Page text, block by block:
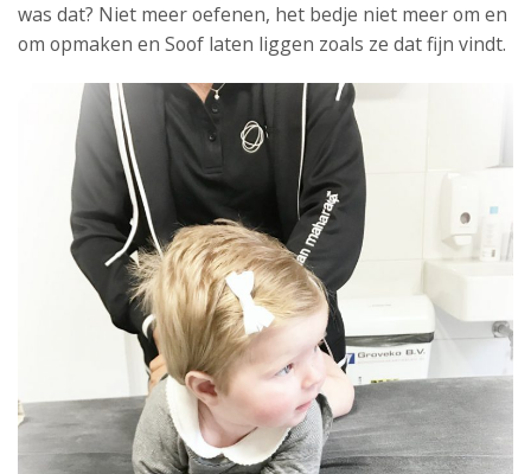
was dat? Niet meer oefenen, het bedje niet meer om en
om opmaken en Soof laten liggen zoals ze dat fijn vindt.